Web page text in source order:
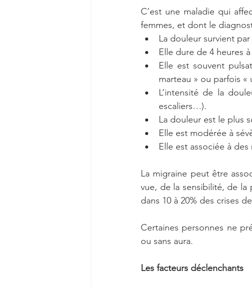
C’est une maladie qui
femmes, et dont le
La douleur survient
Elle dure de 4 heures
Elle est souvent
marteau » ou parfois «
L’intensité de la
escaliers…).
La douleur est le plus
Elle est modérée à
Elle est associée à
La migraine peut être
vue, de la sensibilité, de
dans 10 à 20% des crises
Certaines personnes ne
ou sans aura.
Les facteurs déclenchants